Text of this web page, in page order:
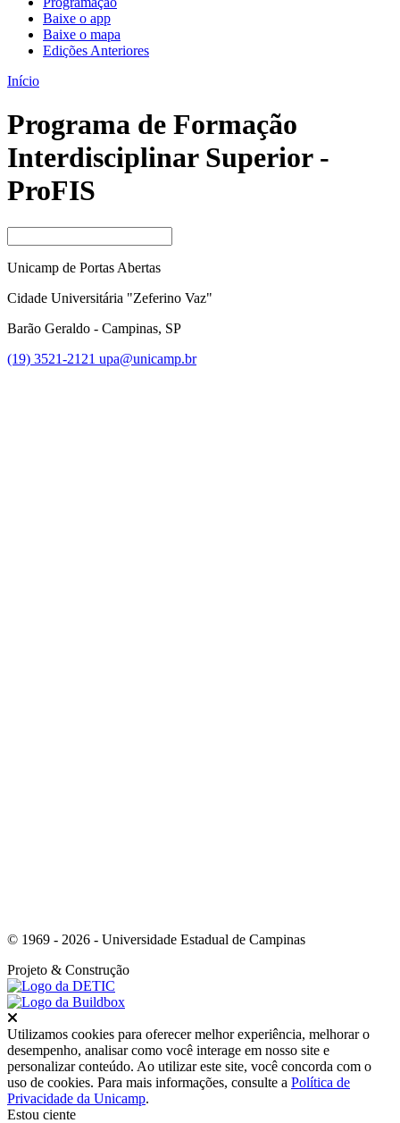
Baixe o app
Baixe o mapa
Edições Anteriores
Início
Programa de Formação
Interdisciplinar Superior -
ProFIS
Unicamp de Portas Abertas
Cidade Universitária "Zeferino Vaz"
Barão Geraldo - Campinas, SP
(19) 3521-2121 upa@unicamp.br
© 1969 - 2026 - Universidade Estadual de Campinas
Projeto & Construção
Utilizamos cookies para oferecer melhor experiência, melhorar o
desempenho, analisar como você interage em nosso site e
personalizar conteúdo. Ao utilizar este site, você concorda com o
uso de cookies. Para mais informações, consulte a Política de
Privacidade da Unicamp.
Estou ciente